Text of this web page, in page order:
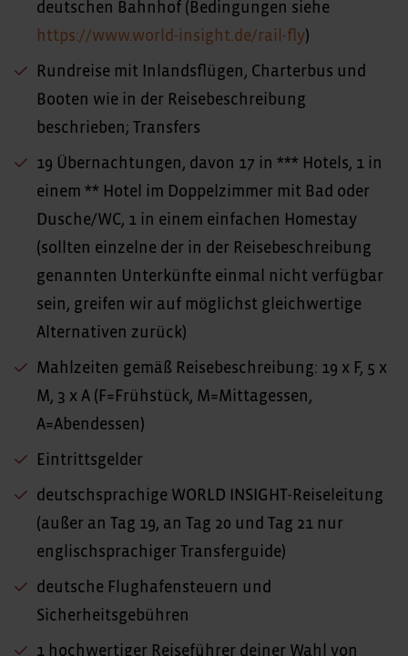
deutschen Bahnhof (Bedingungen siehe
https://www.world-insight.de/rail-fly)
Rundreise mit Inlandsflügen, Charterbus und
Booten wie in der Reisebeschreibung
beschrieben; Transfers
19 Übernachtungen, davon 17 in *** Hotels, 1 in
einem ** Hotel im Doppelzimmer mit Bad oder
Dusche/WC, 1 in einem einfachen Homestay
(sollten einzelne der in der Reisebeschreibung
genannten Unterkünfte einmal nicht verfügbar
sein, greifen wir auf möglichst gleichwertige
Alternativen zurück)
Mahlzeiten gemäß Reisebeschreibung: 19 x F, 5 x
M, 3 x A (F=Frühstück, M=Mittagessen,
A=Abendessen)
Eintrittsgelder
deutschsprachige WORLD INSIGHT-Reiseleitung
(außer an Tag 19, an Tag 20 und Tag 21 nur
englischsprachiger Transferguide)
deutsche Flughafensteuern und
Sicherheitsgebühren
1 hochwertiger Reiseführer deiner Wahl von